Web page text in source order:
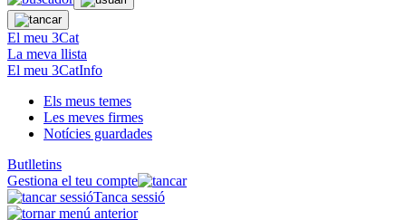
El meu 3Cat
La meva llista
El meu 3CatInfo
Els meus temes
Les meves firmes
Notícies guardades
Butlletins
Gestiona el teu compte
Tanca sessió